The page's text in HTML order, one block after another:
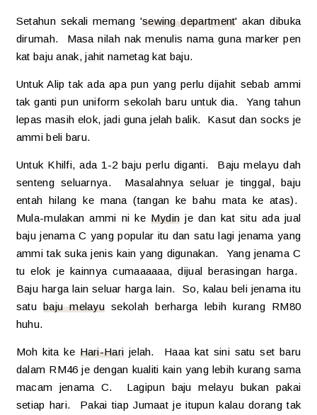
Setahun sekali memang 'sewing department' akan dibuka
dirumah. Masa nilah nak menulis nama guna marker pen
kat baju anak, jahit nametag kat baju.
Untuk Alip tak ada apa pun yang perlu dijahit sebab ammi
tak ganti pun uniform sekolah baru untuk dia. Yang tahun
lepas masih elok, jadi guna jelah balik. Kasut dan socks je
ammi beli baru.
Untuk Khilfi, ada 1-2 baju perlu diganti. Baju melayu dah
senteng seluarnya. Masalahnya seluar je tinggal, baju
entah hilang ke mana (tangan ke bahu mata ke atas).
Mula-mulakan ammi ni ke Mydin je dan kat situ ada jual
baju jenama C yang popular itu dan satu lagi jenama yang
ammi tak suka jenis kain yang digunakan. Yang jenama C
tu elok je kainnya cumaaaaaa, dijual berasingan harga.
Baju harga lain seluar harga lain. So, kalau beli jenama itu
satubaju melayu sekolah berharga lebih kurang RM80
huhu.
Moh kita ke Hari-Hari jelah. Haaa kat sini satu set baru
dalam RM46 je dengan kualiti kain yang lebih kurang sama
macam jenama C. Lagipun baju melayu bukan pakai
setiap hari. Pakai tiap Jumaat je itupun kalau dorang tak